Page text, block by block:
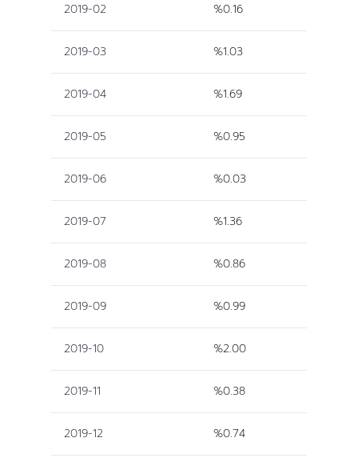
2019-02 %0.16
2019-03 %1.03
2019-04 %1.69
2019-05 %0.95
2019-06 %0.03
2019-07 %1.36
2019-08 %0.86
2019-09 %0.99
2019-10 %2.00
2019-11 %0.38
2019-12 %0.74